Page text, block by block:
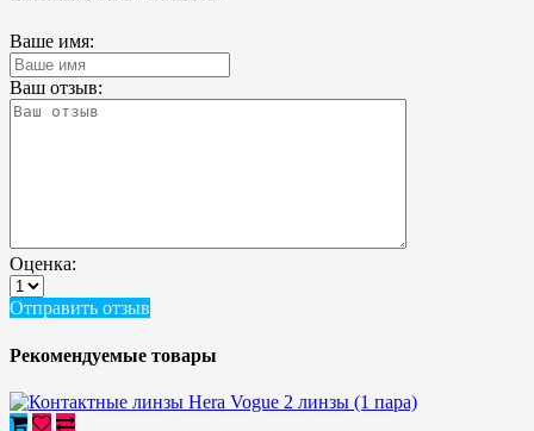
Ваше имя:
Ваш отзыв:
Оценка:
Отправить отзыв
Рекомендуемые товары